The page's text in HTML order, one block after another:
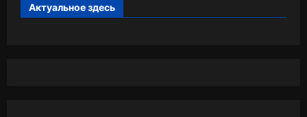
Актуальное здесь